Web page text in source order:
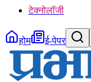
टेक्नोलॉजी
होम ई-पेपर